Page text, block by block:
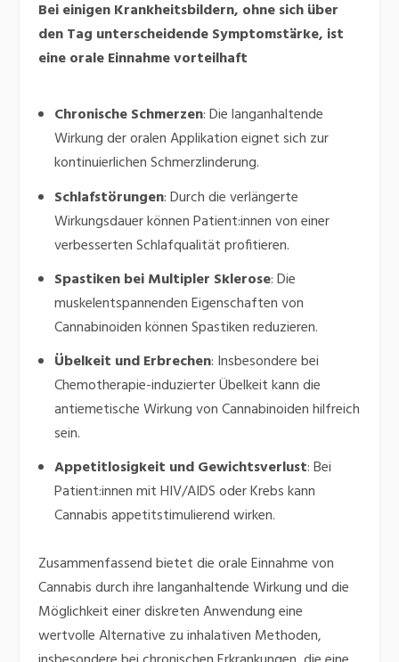
Bei einigen Krankheitsbildern, ohne sich über
den Tag unterscheidende Symptomstärke, ist
eine orale Einnahme vorteilhaft
Chronische Schmerzen:Die langanhaltende
Wirkung der oralen Applikation eignet sich zur
kontinuierlichen Schmerzlinderung.
Schlafstörungen:Durch die verlängerte
Wirkungsdauer können Patient:innen von einer
verbesserten Schlafqualität profitieren.
Spastiken bei Multipler Sklerose:Die
muskelentspannenden Eigenschaften von
Cannabinoiden können Spastiken reduzieren.
Übelkeit und Erbrechen: Insbesondere bei
Chemotherapie-induzierter Übelkeit kann die
antiemetische Wirkung von Cannabinoiden hilfreich
sein.
Appetitlosigkeit und Gewichtsverlust:Bei
Patient:innen mit HIV/AIDS oder Krebs kann
Cannabis appetitstimulierend wirken.
Zusammenfassend bietet die orale Einnahme von
Cannabis durch ihre langanhaltende Wirkung und die
Möglichkeit einer diskreten Anwendung eine
wertvolle Alternative zu inhalativen Methoden,